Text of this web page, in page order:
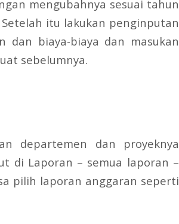
mengubahnya sesuai tahun
itu lakukan penginputan
dan biaya-biaya dan masukan
sebelumnya.
departemen dan proyeknya
di Laporan – semua laporan –
pilih laporan anggaran seperti